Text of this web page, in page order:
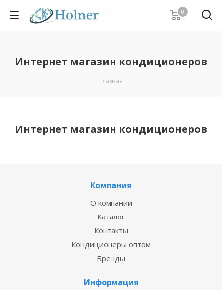
0
Интернет магазин кондиционеров
Главная
Интернет магазин кондиционеров
Компания
О компании
Каталог
Контакты
Кондиционеры оптом
Бренды
Информация